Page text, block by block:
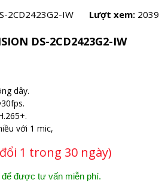
2CD2423G2-IW Lượt xem: 2039
DS-2CD2423G2-IW
dây.
với 1 mic,
1 trong 30 ngày)
để được tư vấn miễn phí.